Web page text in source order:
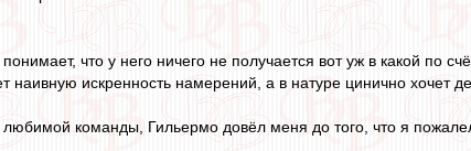
что у него ничего не получается вот уж в какой по
наивную искренность намерений, а в натуре цинично хочет
команды, Гильермо довёл меня до того, что я